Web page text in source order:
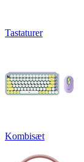
Tastaturer
Kombisæt